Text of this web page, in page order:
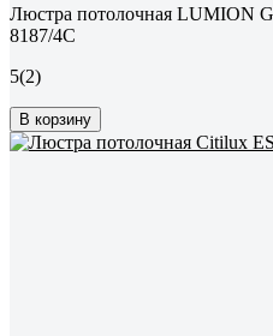
Люстра потолочная LUMION
8187/4C
5(2)
В корзину